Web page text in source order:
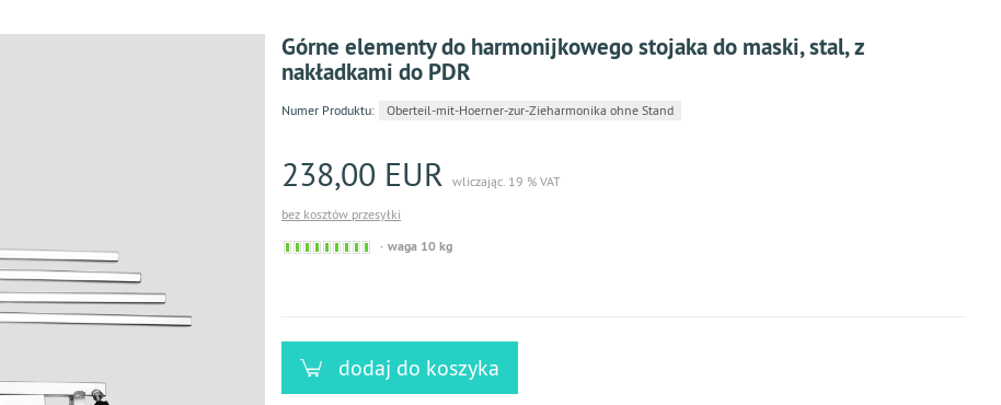
Górne elementy do harmonijkowego stojaka do maski, stal, z
nakładkami do PDR
Numer Produktu: Oberteil-mit-Hoerner-zur-Zieharmonika ohne Stand
238,00 EUR wliczając. 19 % VAT
bez kosztów przesyłki
Sofort
waga 10 kg
dodaj do koszyka